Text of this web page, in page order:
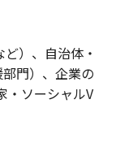
）、自治体・
門）、企業の
・ソーシャルV